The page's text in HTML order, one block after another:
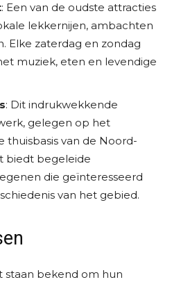
: Een van de oudste attracties
lekkernijen, ambachten
Elke zaterdag en zondag
muziek, eten en levendige
: Dit indrukwekkende
gelegen op het
thuisbasis van de Noord-
biedt begeleide
die geïnteresseerd
van het gebied.
staan bekend om hun